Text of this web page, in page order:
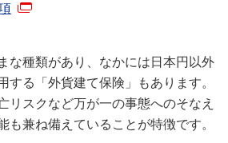
な種類があり、なかには日本円以外
する「外貨建て保険」もあります。
リスクなど万が一の事態へのそなえ
も兼ね備えていることが特徴です。